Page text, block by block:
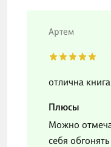
Артем
отлична
Плюсы
Можно
себя